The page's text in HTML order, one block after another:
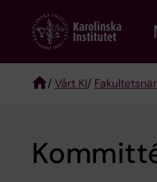
content
/ Vårt KI/